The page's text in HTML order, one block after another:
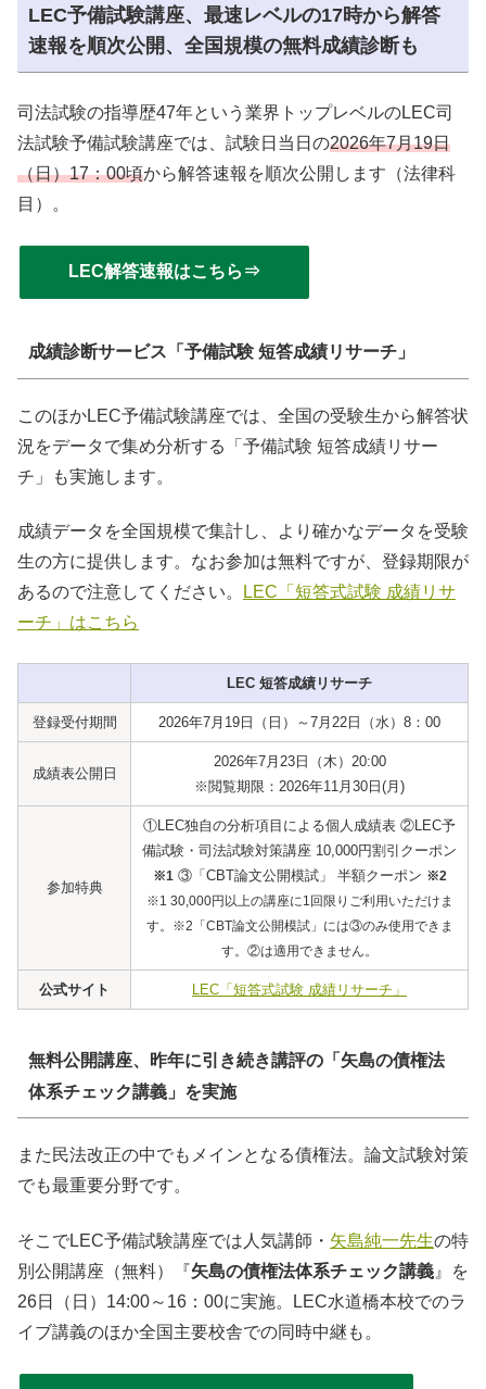
LEC予備試験講座、最速レベルの17時から解答
速報を順次公開、全国規模の無料成績診断も
司法試験の指導歴47年という業界トップレベルのLEC司
法試験予備試験講座では、試験日当日の2026年7月19日
（日）17：00頃から解答速報を順次公開します（法律科
目）。
LEC解答速報はこちら⇒
成績診断サービス「予備試験 短答成績リサーチ」
このほかLEC予備試験講座では、全国の受験生から解答状
況をデータで集め分析する「予備試験 短答成績リサー
チ」も実施します。
成績データを全国規模で集計し、より確かなデータを受験
生の方に提供します。なお参加は無料ですが、登録期限が
あるので注意してください。
LEC「短答式試験 成績リサ
ーチ」はこちら
LEC 短答成績リサーチ
登録受付期間 2026年7月19日（日）～7月22日（水）8：00
成績表公開日
2026年7月23日（木）20:00
※閲覧期限：2026年11月30日(月)
参加特典
①LEC独自の分析項目による個人成績表 ②LEC予
備試験・司法試験対策講座 10,000円割引クーポン
※1 ③「CBT論文公開模試」 半額クーポン ※2
※1 30,000円以上の講座に1回限りご利用いただけま
す。※2「CBT論文公開模試」には③のみ使用できま
す。②は適用できません。
公式サイト LEC「短答式試験 成績リサーチ」
無料公開講座、昨年に引き続き講評の「矢島の債権法
体系チェック講義」を実施
また民法改正の中でもメインとなる債権法。論文試験対策
でも最重要分野です。
そこでLEC予備試験講座では人気講師・ 矢島純一先生の特
別公開講座（無料）『矢島の債権法体系チェック講義 』を
26日（日）14:00～16：00に実施。LEC水道橋本校でのラ
イブ講義のほか全国主要校舎での同時中継も。